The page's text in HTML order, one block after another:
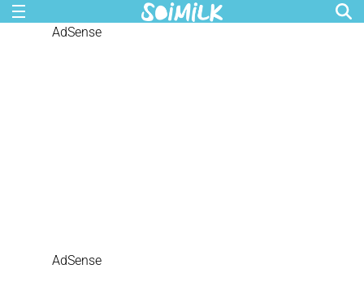
AdSense
AdSense